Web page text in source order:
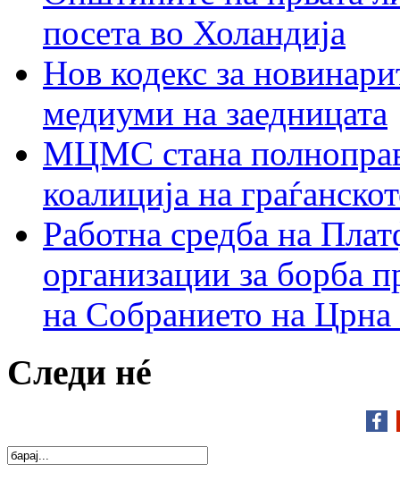
посета во Холандија
Нов кодекс за
медиуми на заедницата
МЦМС стана
коалиција на
Работна средба на
организации за борба
на Собранието на Црна
Следи нé